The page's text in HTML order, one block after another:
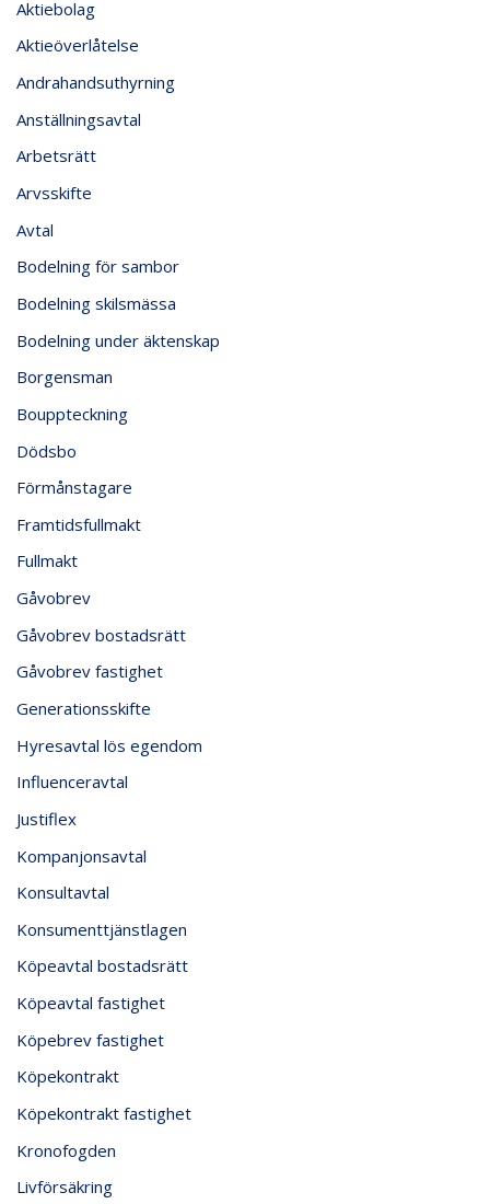
Aktiebolag
Aktieöverlåtelse
Andrahandsuthyrning
Anställningsavtal
Arbetsrätt
Arvsskifte
Avtal
Bodelning för sambor
Bodelning skilsmässa
Bodelning under äktenskap
Borgensman
Bouppteckning
Dödsbo
Förmånstagare
Framtidsfullmakt
Fullmakt
Gåvobrev
Gåvobrev bostadsrätt
Gåvobrev fastighet
Generationsskifte
Hyresavtal lös egendom
Influenceravtal
Justiflex
Kompanjonsavtal
Konsultavtal
Konsumenttjänstlagen
Köpeavtal bostadsrätt
Köpeavtal fastighet
Köpebrev fastighet
Köpekontrakt
Köpekontrakt fastighet
Kronofogden
Livförsäkring